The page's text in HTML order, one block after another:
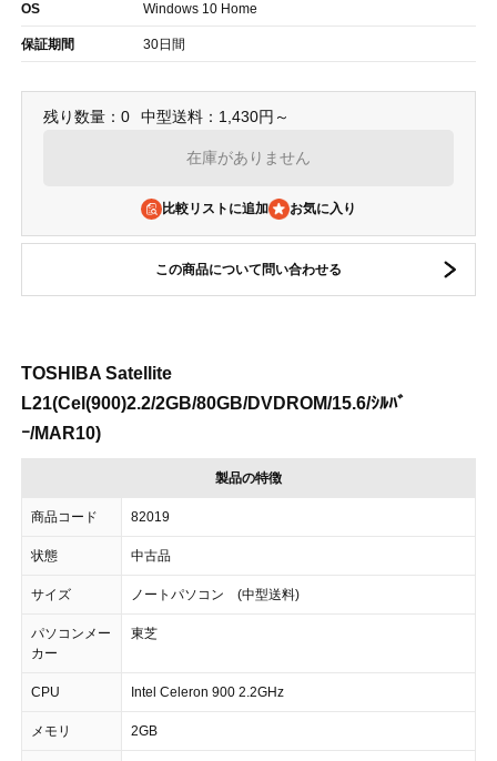
OS Windows 10 Home
保証期間 30日間
残り数量：0 中型送料：1,430円～
在庫がありません
比較リストに追加
この商品について問い合わせる
TOSHIBA Satellite
L21(Cel(900)2.2/2GB/80GB/DVDROM/15.6/ｼﾙﾊﾞ
ｰ/MAR10)
製品の特徴
商品コード 82019
状態 中古品
サイズ ノートパソコン (中型送料)
パソコンメー
カー
東芝
CPU Intel Celeron 900 2.2GHz
メモリ 2GB